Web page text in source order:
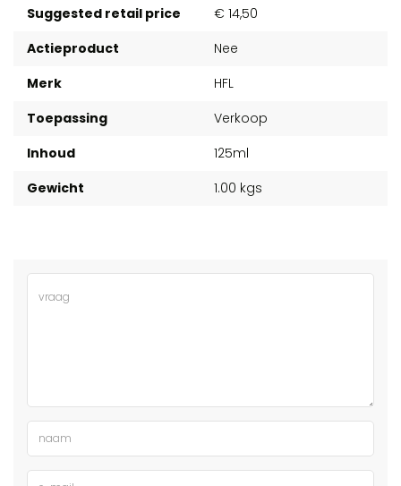
Suggested retail price
€ 14,50
Actieproduct
Nee
Merk
HFL
Toepassing
Verkoop
Inhoud
125ml
Gewicht
1.00 kgs